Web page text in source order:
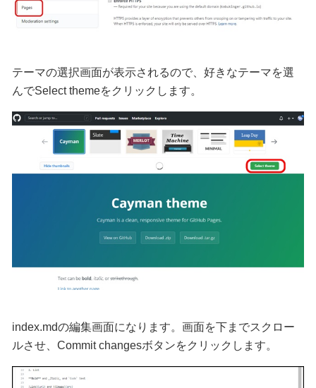
テーマの選択画面が表示されるので、好きなテーマを選
んでSelect themeをクリックします。
index.mdの編集画面になります。画面を下までスクロー
ルさせ、Commit changesボタンをクリックします。